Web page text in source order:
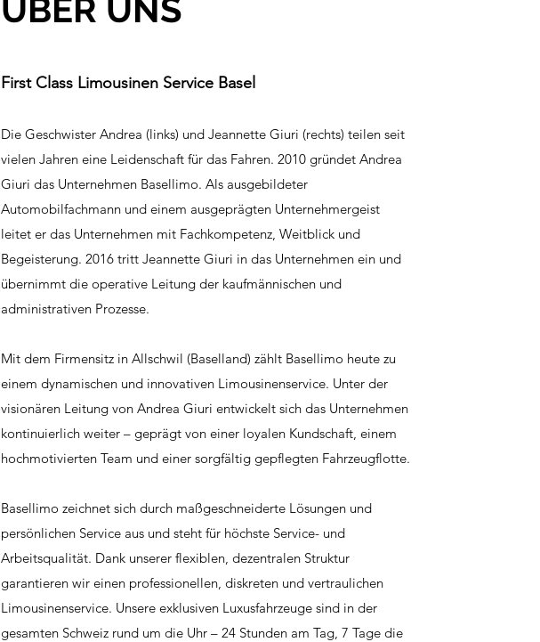
ÜBER UNS
First Class Limousinen Service Basel
Die Geschwister Andrea (links) und Jeannette Giuri (rechts) teilen seit
vielen Jahren eine Leidenschaft für das Fahren. 2010 gründet Andrea
Giuri das Unternehmen Basellimo. Als ausgebildeter
Automobilfachmann und einem ausgeprägten Unternehmergeist
leitet er das Unternehmen mit Fachkompetenz, Weitblick und
Begeisterung. 2016 tritt Jeannette Giuri in das Unternehmen ein und
übernimmt die operative Leitung der kaufmännischen und
administrativen Prozesse.
Mit dem Firmensitz in Allschwil (Baselland) zählt Basellimo heute zu
einem dynamischen und innovativen Limousinenservice. Unter der
visionären Leitung von Andrea Giuri entwickelt sich das Unternehmen
kontinuierlich weiter – geprägt von einer loyalen Kundschaft, einem
hochmotivierten Team und einer sorgfältig gepflegten Fahrzeugflotte.
Basellimo zeichnet sich durch maßgeschneiderte Lösungen und
persönlichen Service aus und steht für höchste Service- und
Arbeitsqualität. Dank unserer flexiblen, dezentralen Struktur
garantieren wir einen professionellen, diskreten und vertraulichen
Limousinenservice. Unsere exklusiven Luxusfahrzeuge sind in der
gesamten Schweiz rund um die Uhr – 24 Stunden am Tag, 7 Tage die